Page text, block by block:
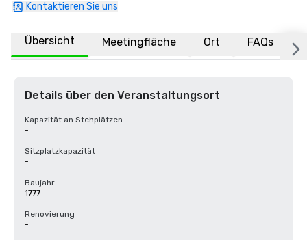
Kontaktieren Sie uns
Übersicht Meetingfläche Ort FAQs
Details über den Veranstaltungsort
Kapazität an Stehplätzen
-
Sitzplatzkapazität
-
Baujahr
1777
Renovierung
-